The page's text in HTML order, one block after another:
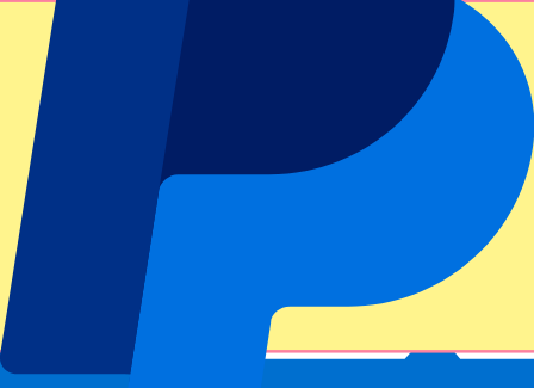
Alle Sportarten
Fußballligen
Champions League
Premier League
Serie A